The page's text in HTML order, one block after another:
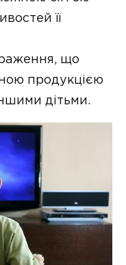
її
що
продукцією
дітьми.